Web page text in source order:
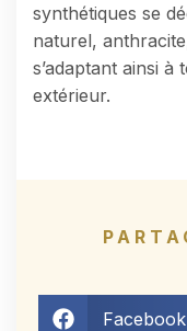
synthétiques se
naturel,
s’adaptant ainsi à
extérieur.
Facebook